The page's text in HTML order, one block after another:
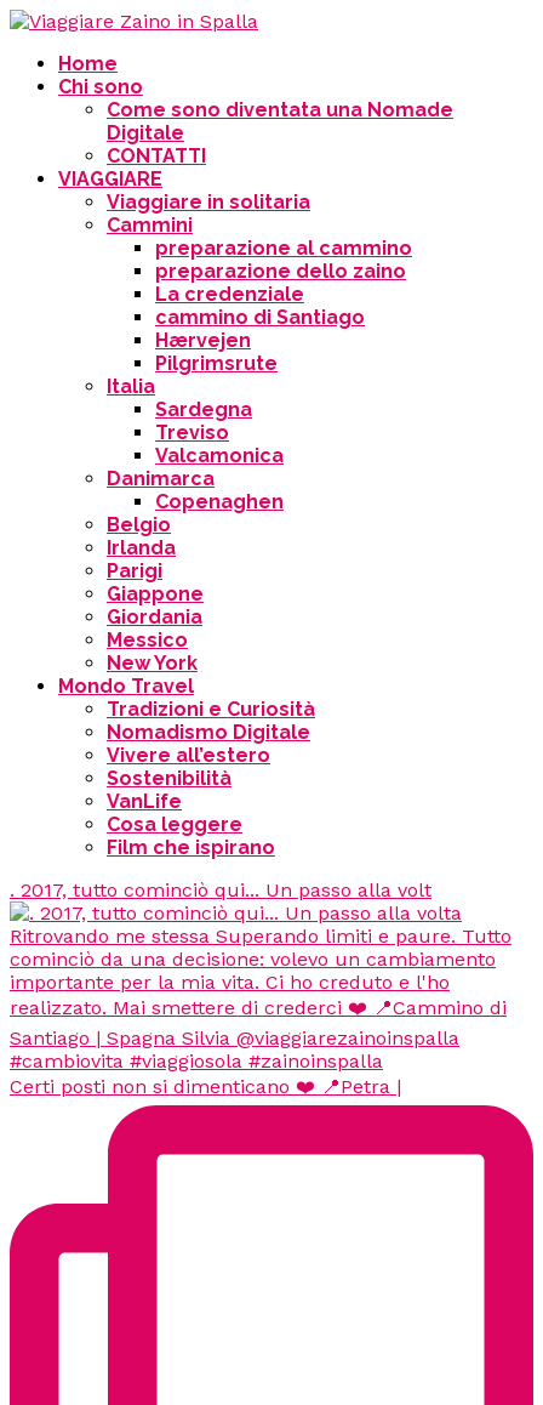
Home
Chi sono
Come sono diventata una Nomade
Digitale
CONTATTI
VIAGGIARE
Viaggiare in solitaria
Cammini
preparazione al cammino
preparazione dello zaino
La credenziale
cammino di Santiago
Hærvejen
Pilgrimsrute
Italia
Sardegna
Treviso
Valcamonica
Danimarca
Copenaghen
Belgio
Irlanda
Parigi
Giappone
Giordania
Messico
New York
Mondo Travel
Tradizioni e Curiosità
Nomadismo Digitale
Vivere all’estero
Sostenibilità
VanLife
Cosa leggere
Film che ispirano
. 2017, tutto cominciò qui... Un passo alla volt
Certi posti non si dimenticano ❤️ 📍Petra |